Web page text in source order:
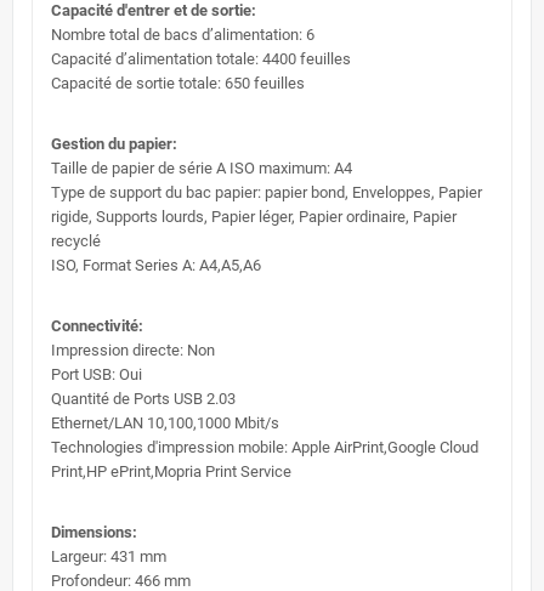
Capacité d'entrer et de sortie:
Nombre total de bacs d’alimentation: 6
Capacité d’alimentation totale: 4400 feuilles
Capacité de sortie totale: 650 feuilles
Gestion du papier:
Taille de papier de série A ISO maximum: A4
Type de support du bac papier: papier bond, Enveloppes, Papier
rigide, Supports lourds, Papier léger, Papier ordinaire, Papier
recyclé
ISO, Format Series A: A4,A5,A6
Connectivité:
Impression directe: Non
Port USB: Oui
Quantité de Ports USB 2.03
Ethernet/LAN 10,100,1000 Mbit/s
Technologies d'impression mobile: Apple AirPrint,Google Cloud
Print,HP ePrint,Mopria Print Service
Dimensions:
Largeur: 431 mm
Profondeur: 466 mm